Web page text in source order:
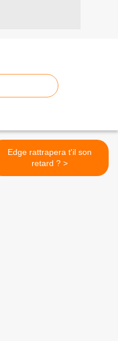
Edge rattrapera t'il son
retard ? >